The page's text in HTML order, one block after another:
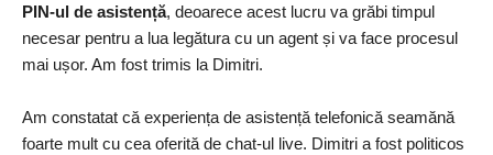
PIN-ul de asistență, deoarece acest lucru va grăbi timpul
necesar pentru a lua legătura cu un agent și va face procesul
mai ușor. Am fost trimis la Dimitri.
Am constatat că experiența de asistență telefonică seamănă
foarte mult cu cea oferită de chat-ul live. Dimitri a fost politicos